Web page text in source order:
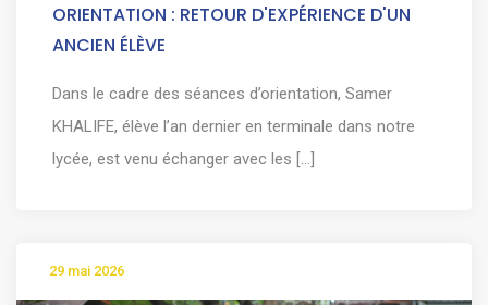
ORIENTATION : RETOUR D'EXPÉRIENCE D'UN
ANCIEN ÉLÈVE
Dans le cadre des séances d’orientation, Samer
KHALIFE, élève l’an dernier en terminale dans notre
lycée, est venu échanger avec les [...]
29 mai 2026